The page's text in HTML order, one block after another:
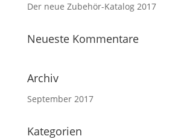
Der neue Zubehör-Katalog 2017
Neueste Kommentare
Archiv
September 2017
Kategorien